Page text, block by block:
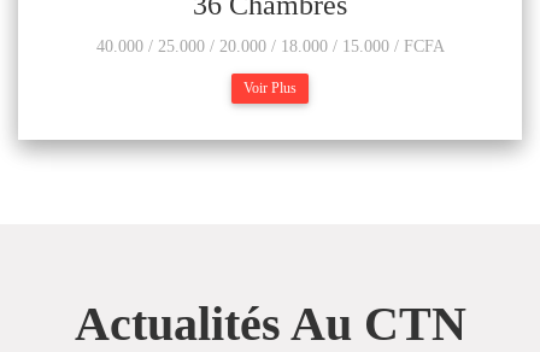
40.000 / 25.000 / 20.000 / 18.000 / 15.000 / FCFA
Voir Plus
Actualités Au CTN